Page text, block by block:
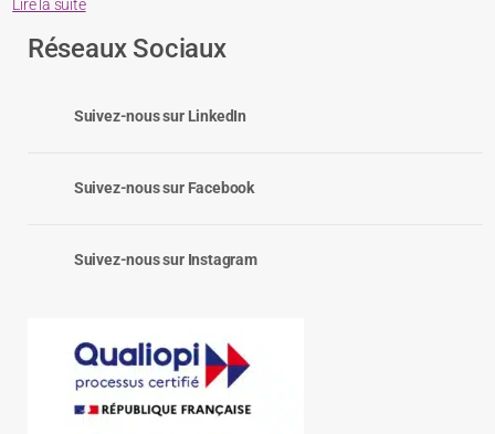
En France, la transformation numérique se poursuit à un rythme
soutenu. De l’auto-entrepreneur au groupe industriel, en ......
Lire la suite
charismatique ?
Réseaux Sociaux
Suivez-nous sur Facebook